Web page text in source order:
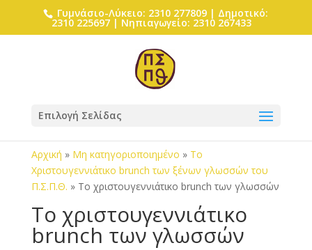
Γυμνάσιο-Λύκειο: 2310 277809 | Δημοτικό:
2310 225697 | Νηπιαγωγείο: 2310 267433
Επιλογή Σελίδας
Αρχική » Μη κατηγοριοποιημένο » Το
Χριστουγεννιάτικο brunch των ξένων γλωσσών του
Π.Σ.Π.Θ. » Το χριστουγεννιάτικο brunch των γλωσσών
Το χριστουγεννιάτικο
brunch των γλωσσών